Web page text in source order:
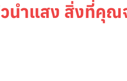
นำแสง สิ่งที่คุณ